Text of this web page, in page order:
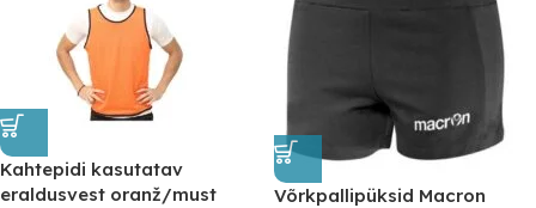
Kahtepidi kasutatav
eraldusvest oranž/must
Võrkpallipüksid Macron